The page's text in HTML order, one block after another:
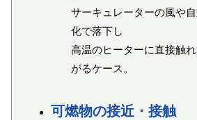
サーキュレーターの風や
化で落下し
高温のヒーターに直接触
がるケース。
可燃物の接近・接触